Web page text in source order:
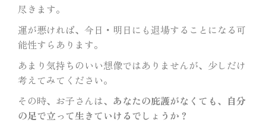
尽きます。
運が悪ければ、今日・明日にも退場することになる可
能性すらあります。
あまり気持ちのいい想像ではありませんが、少しだけ
考えてみてください。
その時、お子さんは、 あなたの庇護がなくても、自分
の足で立って生きていけるでしょうか？